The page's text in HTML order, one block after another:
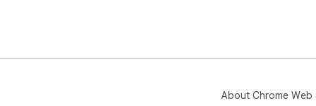
About Chrome Web